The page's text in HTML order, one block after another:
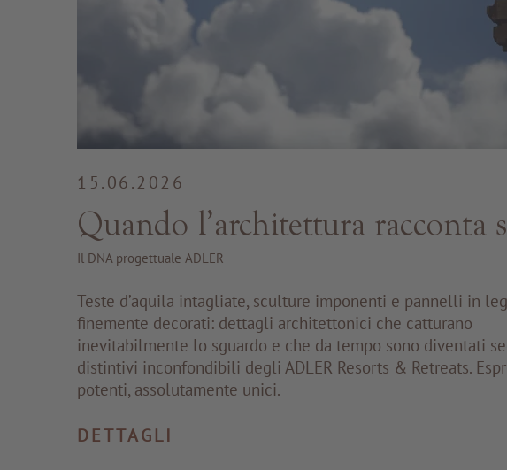
15.06.2026
Quando l’architettura racconta
Il DNA progettuale ADLER
Teste d’aquila intagliate, sculture imponenti e pannelli in
finemente decorati: dettagli architettonici che catturano
inevitabilmente lo sguardo e che da tempo sono diventati
distintivi inconfondibili degli ADLER Resorts & Retreats.
potenti, assolutamente unici.
DETTAGLI